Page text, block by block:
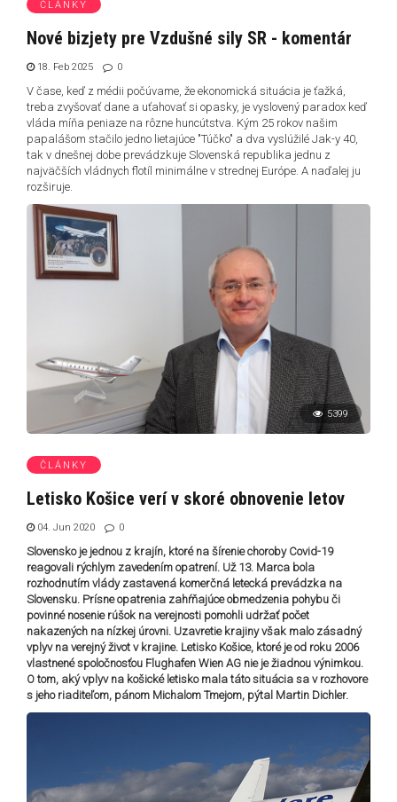
ČLÁNKY
Nové bizjety pre Vzdušné sily SR - komentár
18. Feb 2025 0
V čase, keď z médii počúvame, že ekonomická situácia je ťažká,
treba zvyšovať dane a uťahovať si opasky, je vyslovený paradox keď
vláda míňa peniaze na rôzne huncútstva. Kým 25 rokov našim
papalášom stačilo jedno lietajúce "Túčko" a dva vyslúžilé Jak-y 40,
tak v dnešnej dobe prevádzkuje Slovenská republika jednu z
najväčších vládnych flotíl minimálne v strednej Európe. A naďalej ju
rozširuje.
5399
ČLÁNKY
Letisko Košice verí v skoré obnovenie letov
04. Jun 2020 0
Slovensko je jednou z krajín, ktoré na šírenie choroby Covid-19
reagovali rýchlym zavedením opatrení. Už 13. Marca bola
rozhodnutím vlády zastavená komerčná letecká prevádzka na
Slovensku. Prísne opatrenia zahŕňajúce obmedzenia pohybu či
povinné nosenie rúšok na verejnosti pomohli udržať počet
nakazených na nízkej úrovni. Uzavretie krajiny však malo zásadný
vplyv na verejný život v krajine. Letisko Košice, ktoré je od roku 2006
vlastnené spoločnosťou Flughafen Wien AG nie je žiadnou výnimkou.
O tom, aký vplyv na košické letisko mala táto situácia sa v rozhovore
s jeho riaditeľom, pánom Michalom Tmejom, pýtal Martin Dichler.